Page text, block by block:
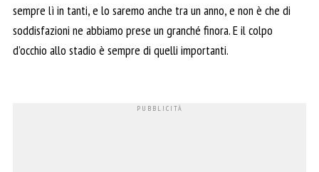
sempre lì in tanti, e lo saremo anche tra un anno, e non è che di
soddisfazioni ne abbiamo prese un granché finora. E il colpo
d’occhio allo stadio è sempre di quelli importanti.